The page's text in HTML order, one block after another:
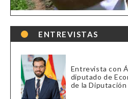
ENTREVISTAS
Entrevista con
diputado de
de la Diputación